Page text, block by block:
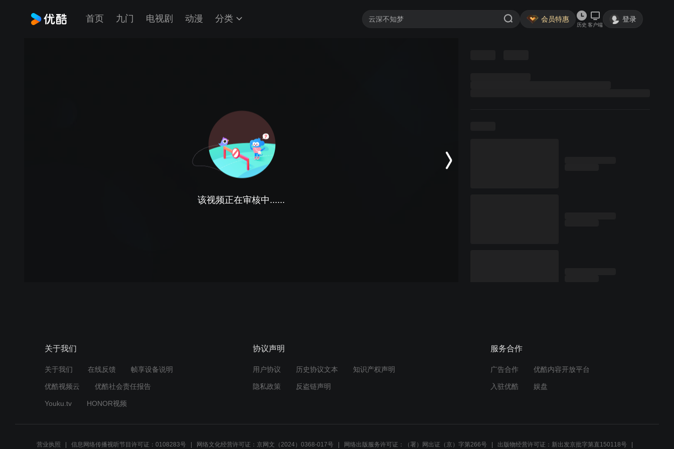
首页 九门 电视剧 动漫 分类 会员特惠
历史 客户端
登录
该视频正在审核中......
关于我们
关于我们 在线反馈 帧享设备说明
优酷视频云 优酷社会责任报告
Youku.tv HONOR视频
协议声明
用户协议 历史协议文本 知识产权声明
隐私政策 反盗链声明
服务合作
广告合作 优酷内容开放平台
入驻优酷 娱盘
营业执照 信息网络传播视听节目许可证：0108283号 网络文化经营许可证：京网文（2024）0368-017号 网络出版服务许可证：（署）网出证（京）字第266号 出版物经营许可证：新出发京批字第直150118号